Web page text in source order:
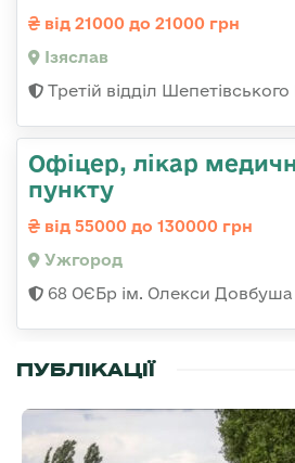
від 21000 до 21000 грн
Ізяслав
Третій відділ
Офіцер, лікар
пункту
від 55000 до 130000 грн
Ужгород
68 ОЄБр ім. Олекси Довбуша
ПУБЛІКАЦІЇ